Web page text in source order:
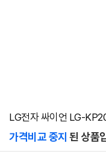
LG전자 싸이언 LG-
가격비교 중지 된 상품